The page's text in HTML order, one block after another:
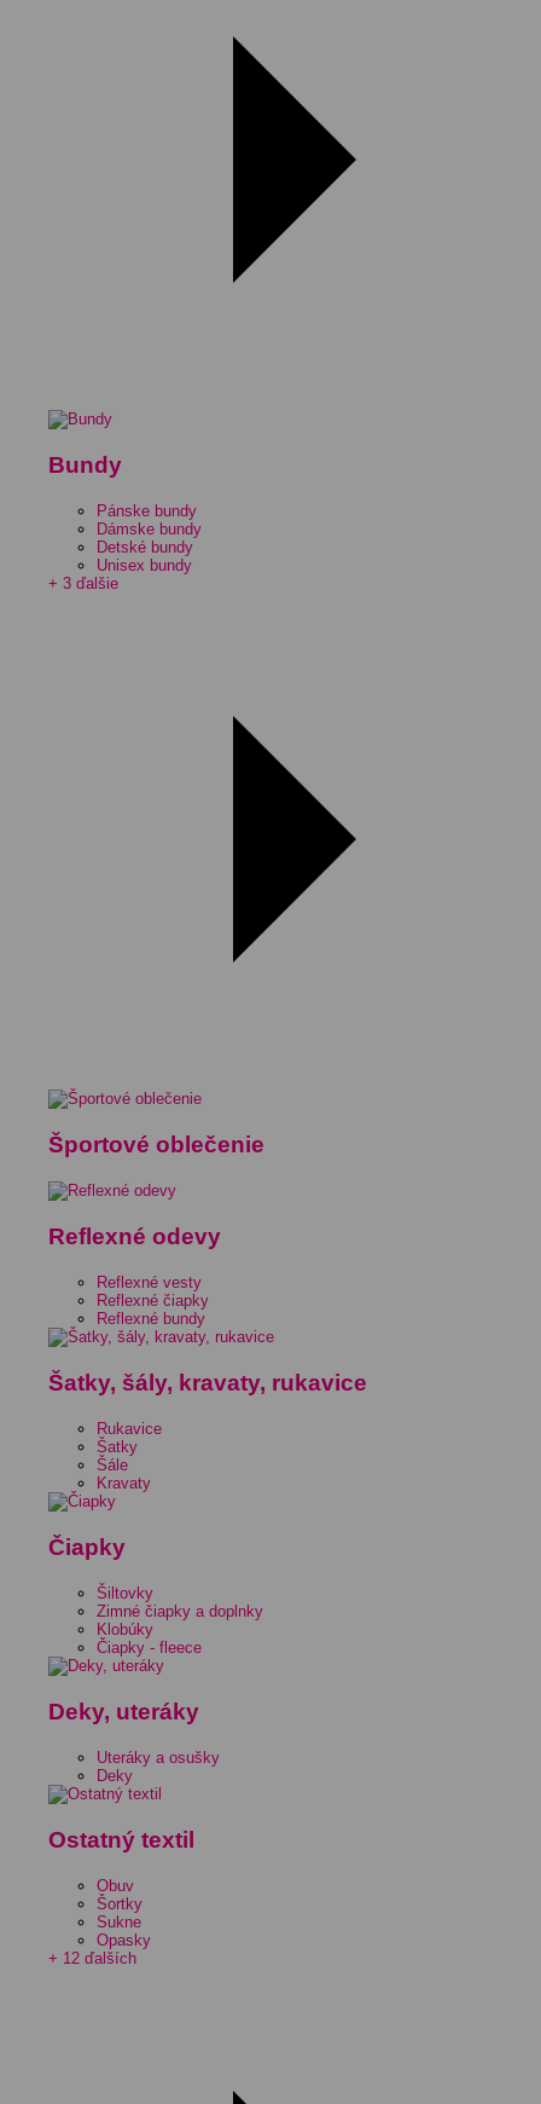
Bundy
Pánske bundy
Dámske bundy
Detské bundy
Unisex bundy
+ 3 ďalšie
Športové oblečenie
Reflexné odevy
Reflexné vesty
Reflexné čiapky
Reflexné bundy
Šatky, šály, kravaty, rukavice
Rukavice
Šatky
Šále
Kravaty
Čiapky
Šiltovky
Zimné čiapky a doplnky
Klobúky
Čiapky - fleece
Deky, uteráky
Uteráky a osušky
Deky
Ostatný textil
Obuv
Šortky
Sukne
Opasky
+ 12 ďalších